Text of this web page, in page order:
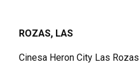
ROZAS, LAS
Cinesa Heron City Las Rozas